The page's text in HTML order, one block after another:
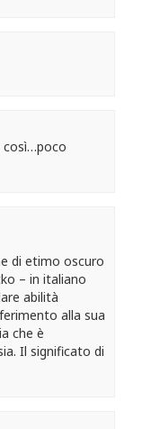
così…poco
di etimo oscuro
– in italiano
abilità
alla sua
che è
Il significato di